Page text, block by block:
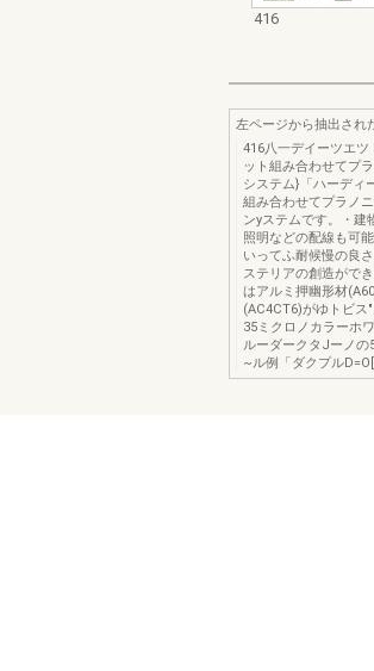
416
左ページから抽出され
416八一デイーツエ
ット組み合わせてプ
システム}「ハーディ
組み合わせてプラノ
ンyステムです。・建
照明などの配線も可
いってふ耐候慢の良
ステリアの創造がで
はアルミ押幽形材
(AC4CT6)がゆトビス
35ミクロノカラーホ
ルーダークタJーノの
~ル例「ダクプル